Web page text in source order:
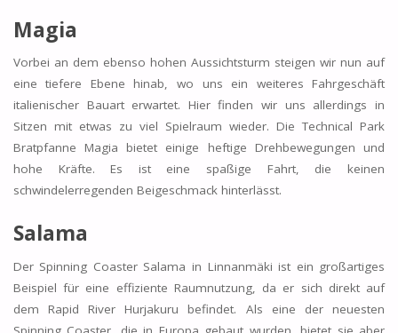
Magia
Vorbei an dem ebenso hohen Aussichtsturm steigen wir nun auf
eine tiefere Ebene hinab, wo uns ein weiteres Fahrgeschäft
italienischer Bauart erwartet. Hier finden wir uns allerdings in
Sitzen mit etwas zu viel Spielraum wieder. Die Technical Park
Bratpfanne Magia bietet einige heftige Drehbewegungen und
hohe Kräfte. Es ist eine spaßige Fahrt, die keinen
schwindelerregenden Beigeschmack hinterlässt.
Salama
Der Spinning Coaster Salama in Linnanmäki ist ein großartiges
Beispiel für eine effiziente Raumnutzung, da er sich direkt auf
dem Rapid River Hurjakuru befindet. Als eine der neuesten